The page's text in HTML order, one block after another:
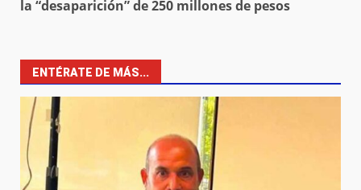
la “desaparición” de 250 millones de pesos
ENTÉRATE DE MÁS...